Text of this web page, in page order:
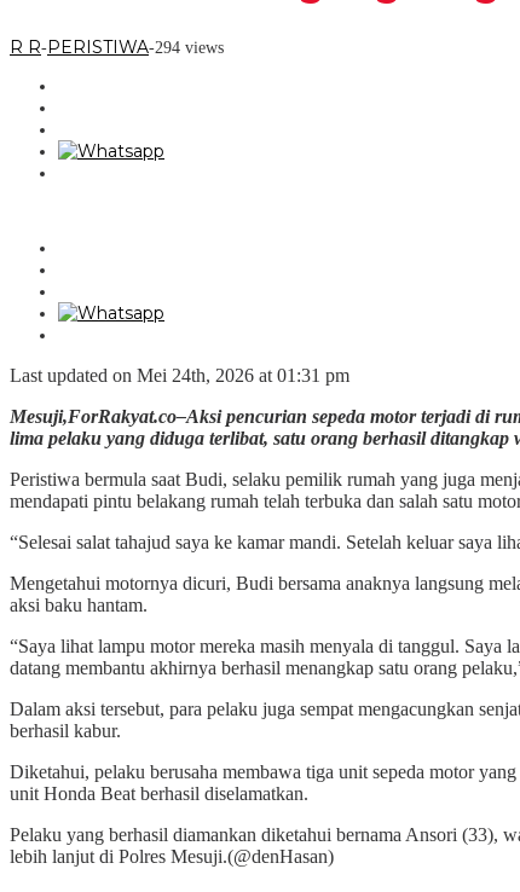
R R-PERISTIWA-294 views
Last updated on Mei 24th, 2026 at 01:31 pm
Mesuji,ForRakyat.co–Aksi pencurian sepeda motor terjadi di
lima pelaku yang diduga terlibat, satu orang berhasil
Peristiwa bermula saat Budi, selaku pemilik rumah yang juga
mendapati pintu belakang rumah telah terbuka dan salah satu
“Selesai salat tahajud saya ke kamar mandi. Setelah keluar saya
Mengetahui motornya dicuri, Budi bersama anaknya langsung
aksi baku hantam.
“Saya lihat lampu motor mereka masih menyala di tanggul. Saya
datang membantu akhirnya berhasil menangkap satu orang
Dalam aksi tersebut, para pelaku juga sempat mengacungkan
berhasil kabur.
Diketahui, pelaku berusaha membawa tiga unit sepeda motor
unit Honda Beat berhasil diselamatkan.
Pelaku yang berhasil diamankan diketahui bernama Ansori (33),
lebih lanjut di Polres Mesuji.(@denHasan)